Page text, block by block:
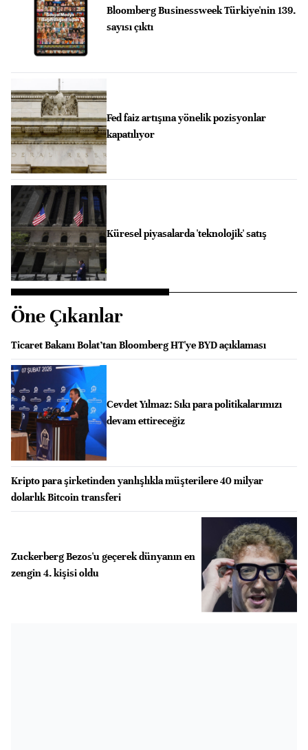
Bloomberg Businessweek Türkiye'nin 139.
sayısı çıktı
Fed faiz artışına yönelik pozisyonlar
kapatılıyor
Küresel piyasalarda 'teknolojik' satış
Öne Çıkanlar
Ticaret Bakanı Bolat’tan Bloomberg HT'ye BYD açıklaması
Cevdet Yılmaz: Sıkı para politikalarımızı
devam ettireceğiz
Kripto para şirketinden yanlışlıkla müşterilere 40 milyar
dolarlık Bitcoin transferi
Zuckerberg Bezos'u geçerek dünyanın en
zengin 4. kişisi oldu